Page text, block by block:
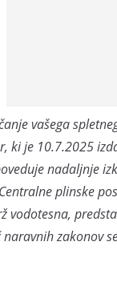
vašega
ki je 10.7.2025
nadaljnje
plinske
vodotesna,
naravnih zakonov